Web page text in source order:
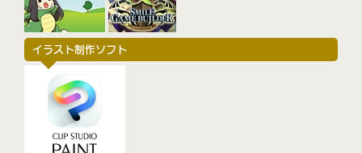
イラスト制作ソフト